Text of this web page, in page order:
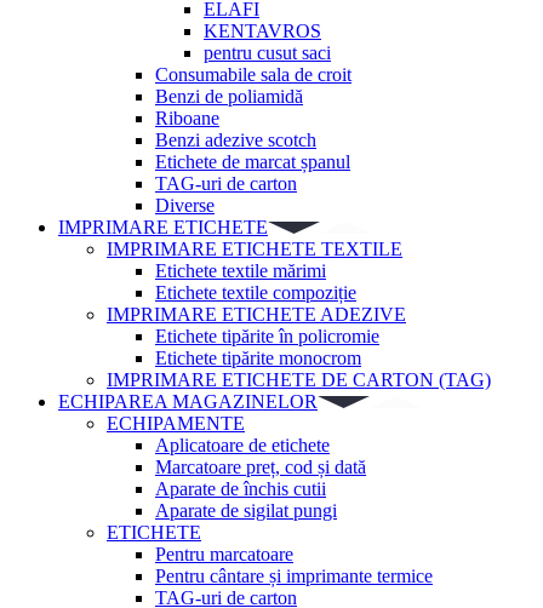
ELAFI
KENTAVROS
pentru cusut saci
Consumabile sala de croit
Benzi de poliamidă
Riboane
Benzi adezive scotch
Etichete de marcat șpanul
TAG-uri de carton
Diverse
IMPRIMARE ETICHETE
IMPRIMARE ETICHETE TEXTILE
Etichete textile mărimi
Etichete textile compoziție
IMPRIMARE ETICHETE ADEZIVE
Etichete tipărite în policromie
Etichete tipărite monocrom
IMPRIMARE ETICHETE DE CARTON (TAG)
ECHIPAREA MAGAZINELOR
ECHIPAMENTE
Aplicatoare de etichete
Marcatoare preț, cod și dată
Aparate de închis cutii
Aparate de sigilat pungi
ETICHETE
Pentru marcatoare
Pentru cântare și imprimante termice
TAG-uri de carton